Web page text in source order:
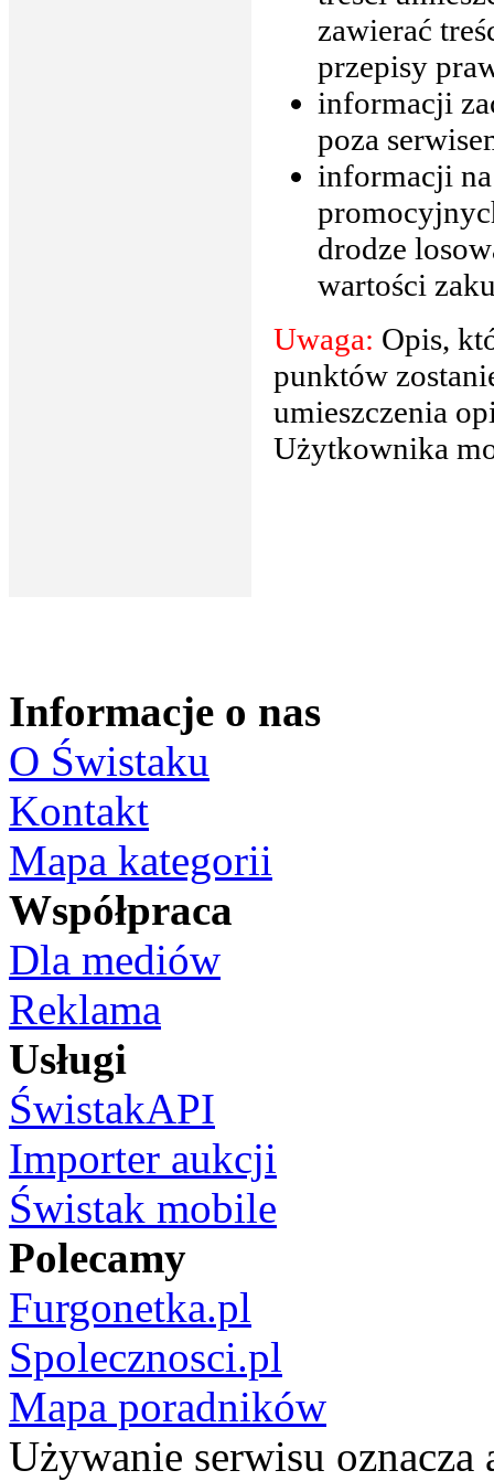
zawierać
przepisy
informacji
poza
informacji
drodze
wartości
Uwaga: Opis,
punktów
umieszczenia
Użytkownika
Informacje o nas
O Świstaku
Kontakt
Mapa kategorii
Współpraca
Dla mediów
Reklama
Usługi
ŚwistakAPI
Importer aukcji
Świstak mobile
Polecamy
Furgonetka.pl
Spolecznosci.pl
Mapa poradników
Używanie serwisu oznacza